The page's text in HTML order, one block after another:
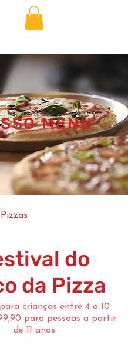
MENU
do
da Pizza
crianças entre 4 a 10
para pessoas a partir
de 11 anos